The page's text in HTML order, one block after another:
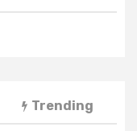
Trending